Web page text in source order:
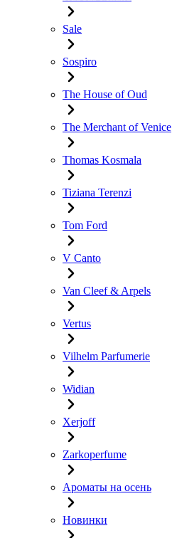
Sale
Sospiro
The House of Oud
The Merchant of Venice
Thomas Kosmala
Tiziana Terenzi
Tom Ford
V Canto
Van Cleef & Arpels
Vertus
Vilhelm Parfumerie
Widian
Xerjoff
Zarkoperfume
Ароматы на осень
Новинки